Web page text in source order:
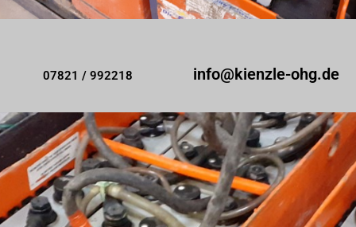
07821 / 992218 info@kienzle-ohg.de